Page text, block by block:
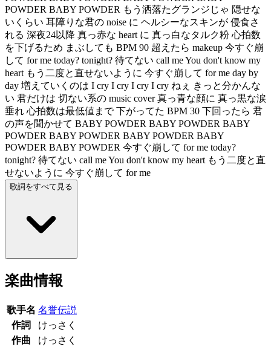
POWDER BABY POWDER もう洒落たグランジじゃ 隠せな
いくらい 耳障りな君の noise に ヘルシーなスキンが 侵食さ
れる 深夜24以降 真っ赤な heart に 真っ白なタルク粉 心拍数
を下げるため まぶしても BPM 90 超えたら makeup 今すぐ崩
して for me today? tonight? 待てない call me You don't know my
heart もう二度と直せないように 今すぐ崩して for me day by
day 増えていくのは I cry I cry I cry I cry ねぇ きっと分かんな
い 君だけは 切ない系の music cover 真っ青な顔に 真っ黒な涙
垂れ 心拍数は最低値まで 下がってた BPM 30 下回ったら 君
の声を聞かせて BABY POWDER BABY POWDER BABY
POWDER BABY POWDER BABY POWDER BABY
POWDER BABY POWDER 今すぐ崩して for me today?
tonight? 待てない call me You don't know my heart もう二度と直
せないように 今すぐ崩して for me
歌詞をすべて見る
楽曲情報
歌手名 名誉伝説
作詞
けっさく
作曲
けっさく